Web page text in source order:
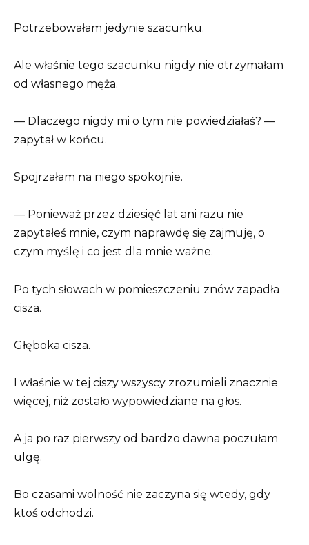
Potrzebowałam jedynie szacunku.
Ale właśnie tego szacunku nigdy nie otrzymałam
od własnego męża.
— Dlaczego nigdy mi o tym nie powiedziałaś? —
zapytał w końcu.
Spojrzałam na niego spokojnie.
— Ponieważ przez dziesięć lat ani razu nie
zapytałeś mnie, czym naprawdę się zajmuję, o
czym myślę i co jest dla mnie ważne.
Po tych słowach w pomieszczeniu znów zapadła
cisza.
Głęboka cisza.
I właśnie w tej ciszy wszyscy zrozumieli znacznie
więcej, niż zostało wypowiedziane na głos.
A ja po raz pierwszy od bardzo dawna poczułam
ulgę.
Bo czasami wolność nie zaczyna się wtedy, gdy
ktoś odchodzi.